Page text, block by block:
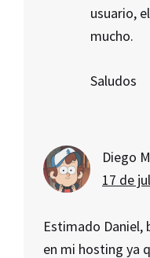
usuario,
mucho.
Saludos
Diego
17 de
Estimado Daniel,
en mi hosting ya